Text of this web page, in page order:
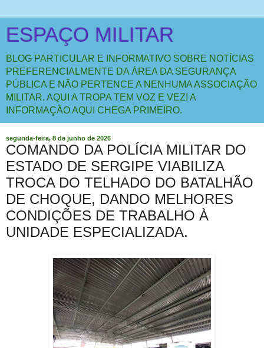
ESPAÇO MILITAR
BLOG PARTICULAR E INFORMATIVO SOBRE NOTÍCIAS
PREFERENCIALMENTE DA ÁREA DA SEGURANÇA
PÚBLICA E NÃO PERTENCE A NENHUMA ASSOCIAÇÃO
MILITAR. AQUI A TROPA TEM VOZ E VEZ! A
INFORMAÇÃO AQUI CHEGA PRIMEIRO.
segunda-feira, 8 de junho de 2026
COMANDO DA POLÍCIA MILITAR DO
ESTADO DE SERGIPE VIABILIZA
TROCA DO TELHADO DO BATALHÃO
DE CHOQUE, DANDO MELHORES
CONDIÇÕES DE TRABALHO À
UNIDADE ESPECIALIZADA.